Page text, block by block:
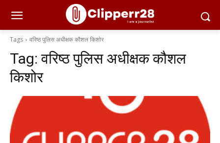
Tags वरिष्ठ पुलिस अधीक्षक कौशल किशोर
Tag:वरिष्ठ पुलिस अधीक्षक कौशल
किशोर